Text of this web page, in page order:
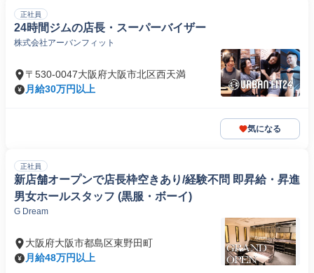
正社員
24時間ジムの店長・スーパーバイザー
株式会社アーバンフィット
〒530-0047大阪府大阪市北区西天満
月給30万円以上
気になる
正社員
新店舗オープンで店長枠空きあり/経験不問 即昇給・昇進
男女ホールスタッフ (黒服・ボーイ)
G Dream
大阪府大阪市都島区東野田町
月給48万円以上